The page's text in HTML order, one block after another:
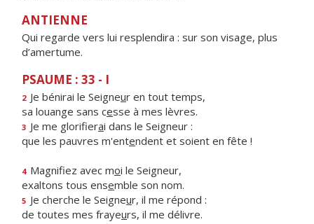
ANTIENNE
Qui regarde vers lui resplendira : sur son visage, plus
d’amertume.
PSAUME : 33 - I
2 Je bénirai le Seigneur en tout temps,
sa louange sans cesse à mes lèvres.
3 Je me glorifierai dans le Seigneur :
que les pauvres m'entendent et soient en fête !
4 Magnifiez avec moi le Seigneur,
exaltons tous ensemble son nom.
5 Je cherche le Seigneur, il me répond :
de toutes mes frayeurs, il me délivre.